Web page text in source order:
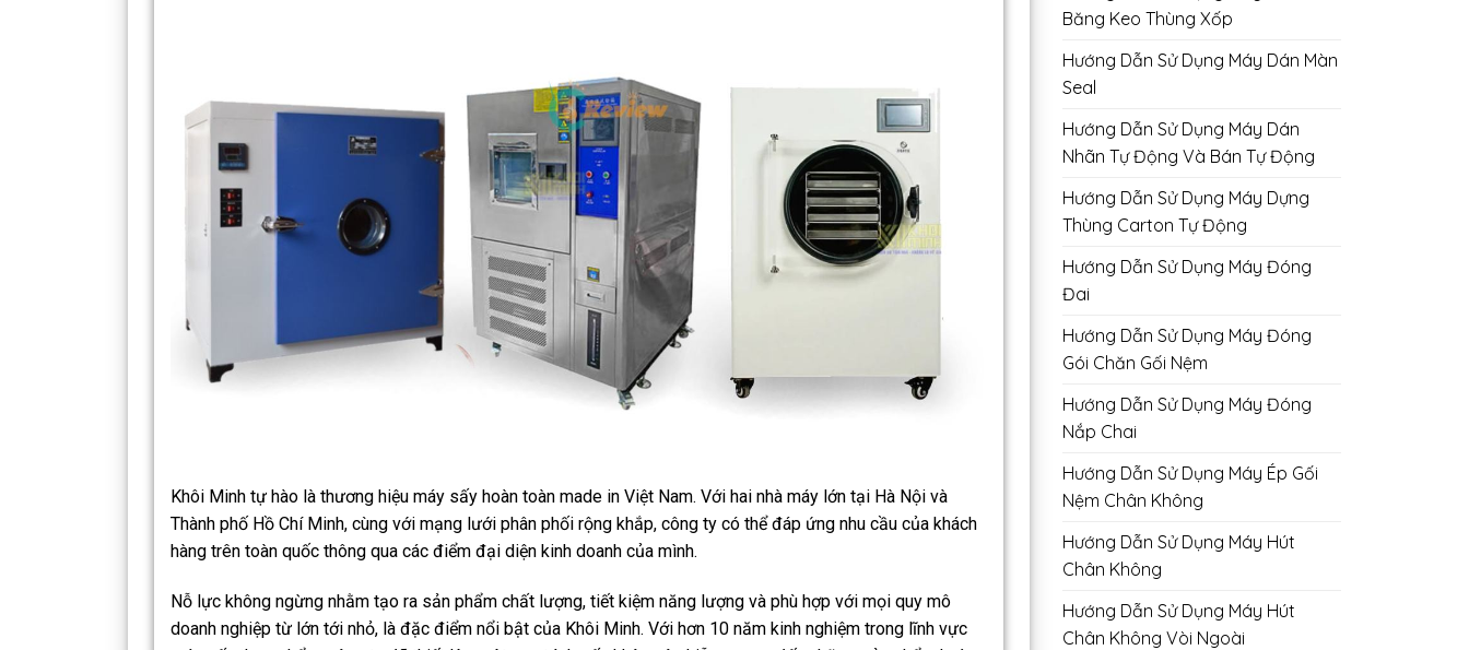
Khôi Minh tự hào là thương hiệu máy sấy hoàn toàn made in Việt Nam. Với hai nhà máy lớn tại Hà Nội và
Thành phố Hồ Chí Minh, cùng với mạng lưới phân phối rộng khắp, công ty có thể đáp ứng nhu cầu của khách
hàng trên toàn quốc thông qua các điểm đại diện kinh doanh của mình.
Nỗ lực không ngừng nhằm tạo ra sản phẩm chất lượng, tiết kiệm năng lượng và phù hợp với mọi quy mô
doanh nghiệp từ lớn tới nhỏ, là đặc điểm nổi bật của Khôi Minh. Với hơn 10 năm kinh nghiệm trong lĩnh vực
Băng Keo Thùng Xốp
Hướng Dẫn Sử Dụng Máy Dán Màn
Seal
Hướng Dẫn Sử Dụng Máy Dán
Nhãn Tự Động Và Bán Tự Động
Hướng Dẫn Sử Dụng Máy Dựng
Thùng Carton Tự Động
Hướng Dẫn Sử Dụng Máy Đóng
Đai
Hướng Dẫn Sử Dụng Máy Đóng
Gói Chăn Gối Nệm
Hướng Dẫn Sử Dụng Máy Đóng
Nắp Chai
Hướng Dẫn Sử Dụng Máy Ép Gối
Nệm Chân Không
Hướng Dẫn Sử Dụng Máy Hút
Chân Không
Hướng Dẫn Sử Dụng Máy Hút
Chân Không Vòi Ngoài